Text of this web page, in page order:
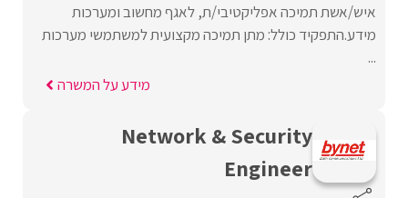
איש/אשת תמיכה אפליקטיבי/ת, לאגף מחשוב ומערכות
מידע.התפקיד כולל: מתן תמיכה מקצועית למשתמשי מערכות
...
מידע על המשרה
Network & Security
Engineer